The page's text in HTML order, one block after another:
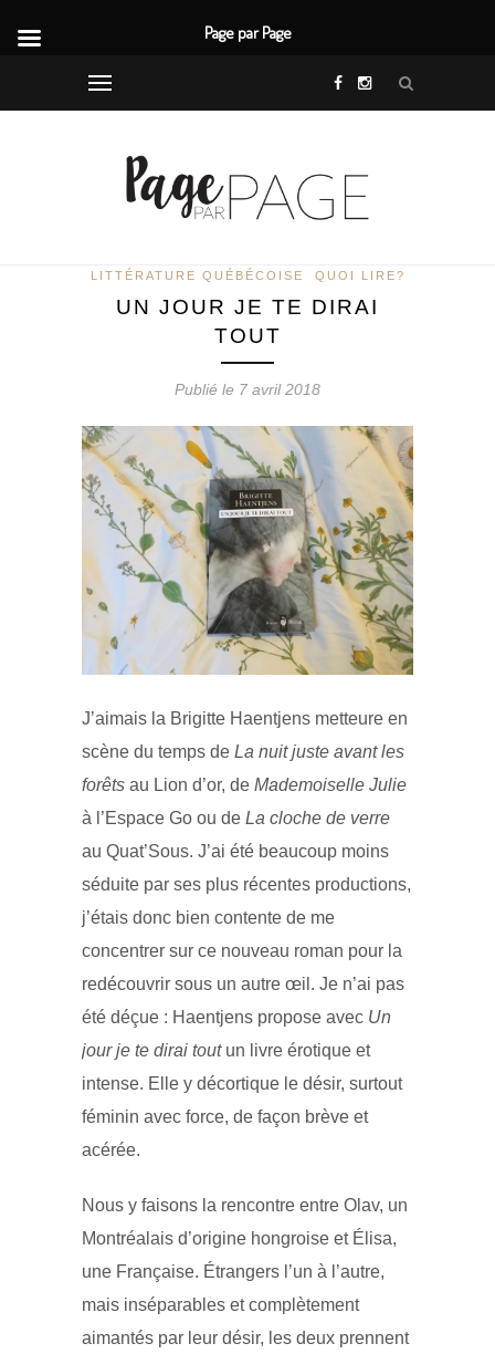
LITTÉRATURE QUÉBÉCOISE QUOI LIRE?
UN JOUR JE TE DIRAI
TOUT
Publié le 7 avril 2018
J’aimais la Brigitte Haentjens metteure en
scène du temps de La nuit juste avant les
forêts au Lion d’or, de Mademoiselle Julie
à l’Espace Go ou de La cloche de verre
au Quat’Sous. J’ai été beaucoup moins
séduite par ses plus récentes productions,
j’étais donc bien contente de me
concentrer sur ce nouveau roman pour la
redécouvrir sous un autre œil. Je n’ai pas
été déçue : Haentjens propose avec Un
jour je te dirai toutun livre érotique et
intense. Elle y décortique le désir, surtout
féminin avec force, de façon brève et
acérée.
Nous y faisons la rencontre entre Olav, un
Montréalais d’origine hongroise et Élisa,
une Française. Étrangers l’un à l’autre,
mais inséparables et complètement
aimantés par leur désir, les deux prennent
Page par Page